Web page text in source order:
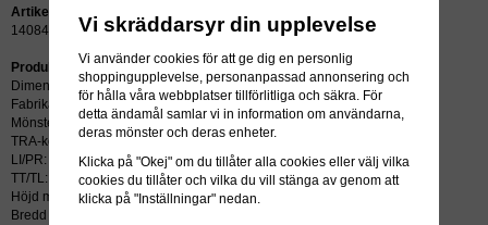
Artikelnummer:
14084
Produktbeskrivning:
Dimension: 29.5R29
Fabrikat: HILO
Mönster: LCHS+
TRA-kod: L5
LI/PR: 218A2 **
TT/TL: TL (slang krävs ej)
Höjd mm: 2023
Bredd mm: 750
Vi skräddarsyr din upplevelse
Vi använder cookies för att ge dig en personlig
shoppingupplevelse, personanpassad annonsering och
för hålla våra webbplatser tillförlitliga och säkra. För
detta ändamål samlar vi in information om användarna,
deras mönster och deras enheter.
Klicka på "Okej" om du tillåter alla cookies eller välj vilka
cookies du tillåter och vilka du vill stänga av genom att
klicka på "Inställningar" nedan.